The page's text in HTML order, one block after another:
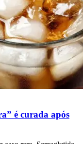
é curada após